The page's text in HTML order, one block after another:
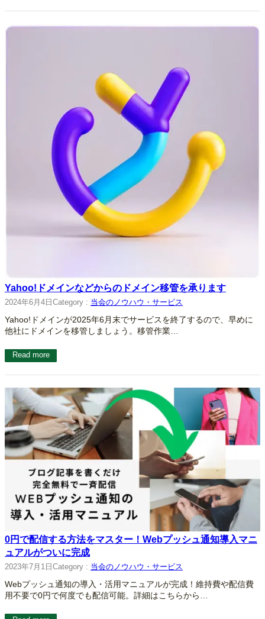
Yahoo!ドメインなどからのドメイン移管を承ります
2024年6月4日 Category : 当会のノウハウ・サービス
Yahoo!ドメインが2025年6月末でサービスを終了するので、早めに
他社にドメインを移管しましょう。移管作業…
Read more
0円で配信する方法をマスター！Webプッシュ通知導入マニ
ュアルがついに完成
2023年7月1日 Category : 当会のノウハウ・サービス
Webプッシュ通知の導入・活用マニュアルが完成！維持費や配信費
用不要で0円で何度でも配信可能。詳細はこちらから…